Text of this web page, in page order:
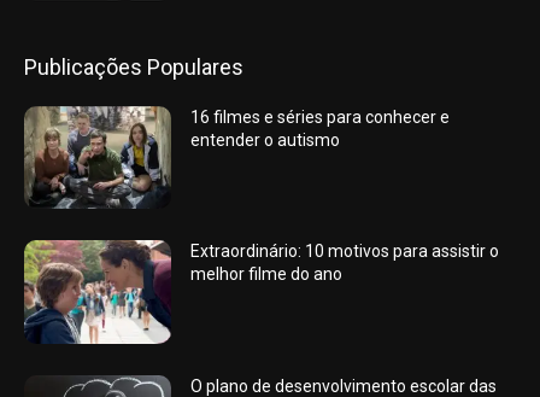
Publicações Populares
16 filmes e séries para conhecer e
entender o autismo
Extraordinário: 10 motivos para assistir o
melhor filme do ano
O plano de desenvolvimento escolar das